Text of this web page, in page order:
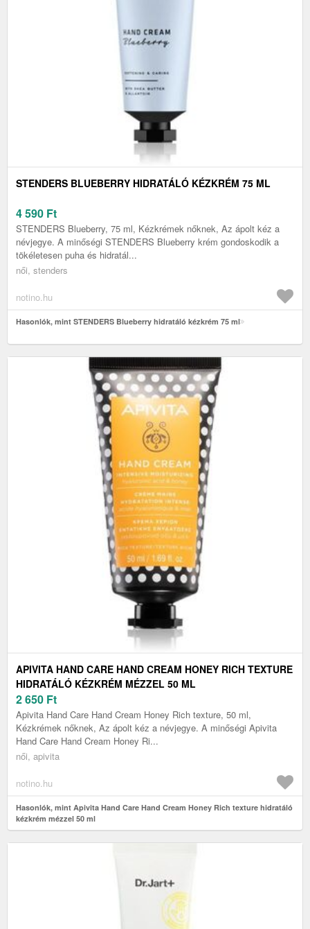
STENDERS BLUEBERRY HIDRATÁLÓ KÉZKRÉM 75 ML
4 590 Ft
STENDERS Blueberry, 75 ml, Kézkrémek nőknek, Az ápolt kéz a
névjegye. A minőségi STENDERS Blueberry krém gondoskodik a
tökéletesen puha és hidratál...
női, stenders
notino.hu
Hasonlók, mint STENDERS Blueberry hidratáló kézkrém 75 ml
APIVITA HAND CARE HAND CREAM HONEY RICH TEXTURE
HIDRATÁLÓ KÉZKRÉM MÉZZEL 50 ML
2 650 Ft
Apivita Hand Care Hand Cream Honey Rich texture, 50 ml,
Kézkrémek nőknek, Az ápolt kéz a névjegye. A minőségi Apivita
Hand Care Hand Cream Honey Ri...
női, apivita
notino.hu
Hasonlók, mint Apivita Hand Care Hand Cream Honey Rich texture hidratáló
kézkrém mézzel 50 ml